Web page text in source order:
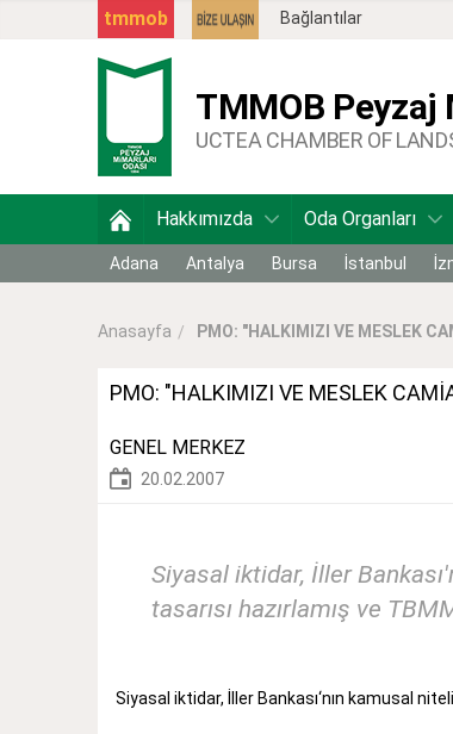
Bağlantılar
tmmob
TMMOB Peyzaj
UCTEA CHAMBER OF
Hakkımızda Oda Organları
Adana Antalya Bursa İstanbul
Anasayfa PMO: "HALKIMIZI VE MESLEK
PMO: "HALKIMIZI VE MESLEK
GENEL MERKEZ
20.02.2007
Siyasal iktidar, İller
tasarısı hazırlamış ve
Siyasal iktidar, İller Bankası‘nın kamusal